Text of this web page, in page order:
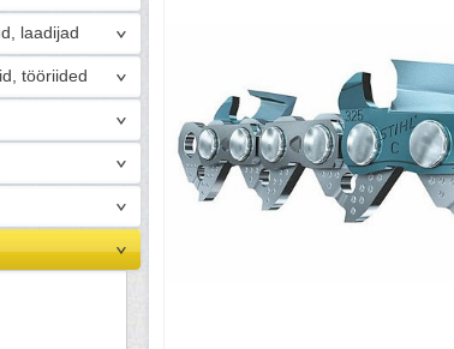
laadijad
tööriided